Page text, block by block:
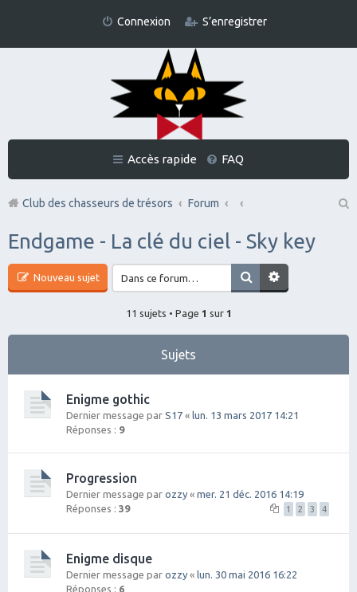
Connexion S’enregistrer
Accès rapide FAQ
Club des chasseurs de trésors
Forum
Endgame - La clé du ciel - Sky key
Nouveau sujet
11 sujets • Page 1 sur 1
Sujets
Enigme gothic
Dernier message par S17 « lun. 13 mars 2017 14:21
Réponses : 9
Progression
Dernier message par ozzy « mer. 21 déc. 2016 14:19
Réponses : 39 1 2 3 4
Enigme disque
Dernier message par ozzy « lun. 30 mai 2016 16:22
Réponses : 6